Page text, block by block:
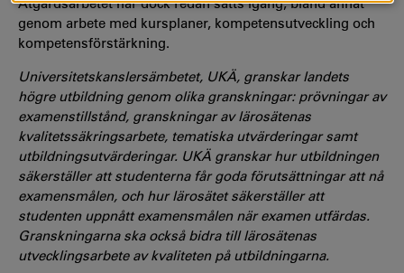
genom arbete med kursplaner, kompetensutveckling och
kompetensförstärkning.
Universitetskanslersämbetet, UKÄ, granskar landets
högre utbildning genom olika granskningar: prövningar av
examenstillstånd, granskningar av lärosätenas
kvalitetssäkringsarbete, tematiska utvärderingar samt
utbildningsutvärderingar. UKÄ granskar hur utbildningen
säkerställer att studenterna får goda förutsättningar att nå
examensmålen, och hur lärosätet säkerställer att
studenten uppnått examensmålen när examen utfärdas.
Granskningarna ska också bidra till lärosätenas
utvecklingsarbete av kvaliteten på utbildningarna.